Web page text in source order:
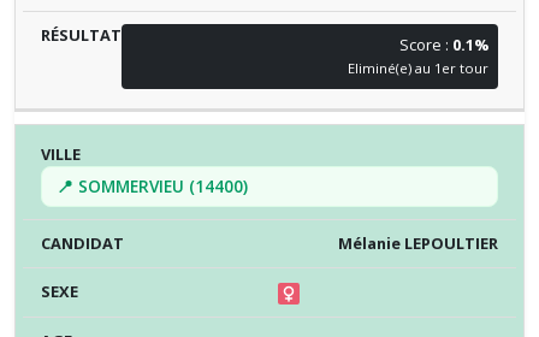
Score : 0.1%
Eliminé(e) au 1er tour
📍 SOMMERVIEU (14400)
Mélanie LEPOULTIER